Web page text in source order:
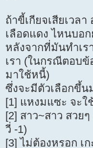
ถ้าขี้เกียจเสียเวล
เลือดแดง ไหนบอ
หลังจากที่มันทำเร
เรา (ในกรณีตอบข้
มาใช้หนี้)
ซึ่งจะมีตัวเลือกขึ้น
[1] แหงมแซะ จะ
[2] สาว~สาว สว
วี่ -1)
[3] ไม่ต้องหรอก เ